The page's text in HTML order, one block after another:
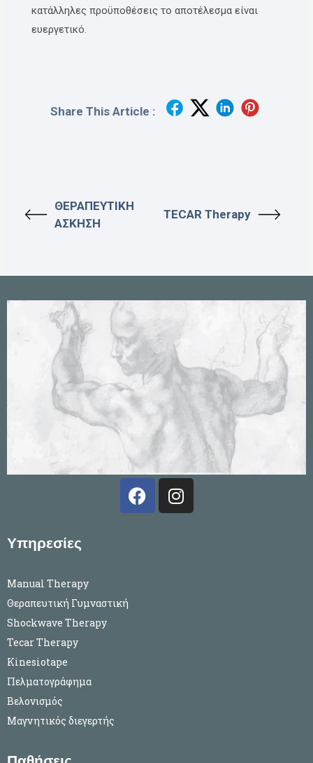
κατάλληλες προϋποθέσεις το αποτέλεσμα είναι
ευεργετικό.
Share This Article :
ΘΕΡΑΠΕΥΤΙΚΗ
ΑΣΚΗΣΗ
TECAR Therapy
F
a
I
n
Υπηρεσίες
Manual Therapy
Θεραπευτική Γυμναστική
Shockwave Therapy
Tecar Therapy
Kinesiotape
Πελματογράφημα
Βελονισμός
Μαγνητικός διεγερτής